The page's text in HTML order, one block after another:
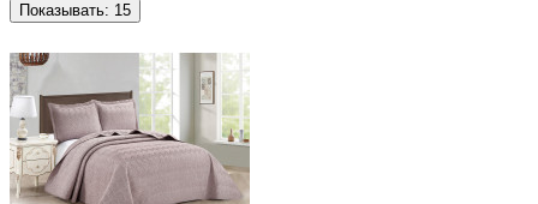
Показывать: 15